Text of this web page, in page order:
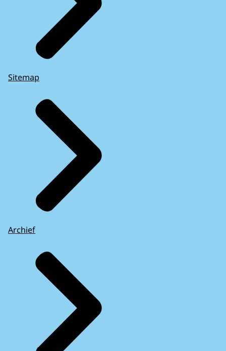
Sitemap
Archief